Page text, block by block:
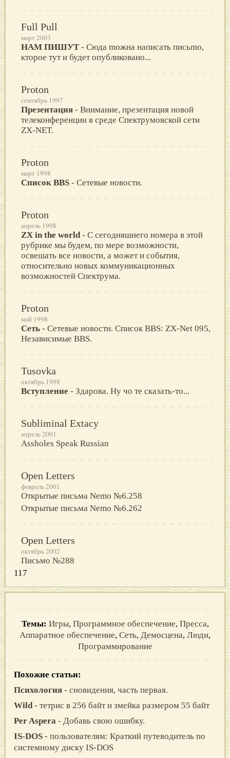
Full Pull
март 2003
НАМ ПИШУТ - Cюдa mожнa нaписaть письmо,
ктороe тут и будeт опубликовaно...
Proton
сентябрь 1997
Презентация - Внимание, презентация новой
телеконференции в среде Спектрумовской сети
ZX-NET.
Proton
март 1998
Список BBS - Сетевые новости.
Proton
апрель 1998
ZX in the world- С сегодняшнего номера в этой
рубрике мы будем, по мере возможности,
освешать все новости, а может и события,
относительно новых коммуникационных
возможностей Спектрума.
Proton
май 1998
Сеть - Сетевые новости. Список BBS: ZX-Net 095,
Независимые BBS.
Tusovka
октябрь 1998
Вступление - Здарова. Ну чо те сказать-то...
Subliminal Extacy
апрель 2001
Assholes Speak Russian
Open Letters
февраль 2001
Открытые письма Nemo №6.258
Открытые письма Nemo №6.262
Open Letters
октябрь 2002
Письмо №288
117
Темы: Игры, Программное обеспечение, Пресса,
Аппаратное обеспечение, Сеть, Демосцена, Люди,
Программирование
Похожие статьи:
Психология - сновидения, часть первая.
Wild- тетрис в 256 байт и змейка размером 55 байт
Per Aspera - Добавь свою ошибку.
IS-DOS - пользователям: Краткий путеводитель по
системному диску IS-DOS